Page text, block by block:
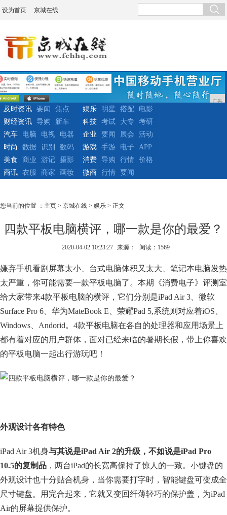
设为首页 京城在线
广告
及时资讯 要闻
焦点
财经资讯
导购 新车
娱乐 明星 搭配
电影
科技
考试 大专
考研
汽车
电脑 电视
电器
时尚
数据 识别 数码
企业 要闻 展会
活动
游戏
手游 电子
APP
美食
商业 游记
摄影
商讯
衣服 商家 画妆
消费 导购 行情
价格
微商
行情 要闻
您当前的位置 ： 主页 > 京城在线 > 娱乐 > 正文
四款平板电脑横评，哪一款是你的最爱？
2020-04-02 10:23:27 来源： 阅读：1569
嫌弃手机看剧屏幕太小、台式电脑体积又太大、笔记本电脑发热
太严重，你可能需要一款平板电脑了。本期《消费电子》评测室
给大家带来4款平板电脑的横评，它们分别是iPad Air 3、微软
Surface Pro 6、华为MateBook E、荣耀Pad 5,系统则对应着iOS、
Windows、Andorid。4款平板电脑在各自的处理器和应用场景上
都有着对应的用户群体，面对已经来临的暑期长假，带上你喜欢
的平板电脑一起出行游玩吧！
外观设计各有特色
iPad Air 3机身与其说是iPad Air 2的升级，不如说是iPad Pro
10.5的复制品 ，两台iPad的长宽高保持了惊人的一致。小键盘的
外观设计也十分贴合机身，当你需要打字时，智能键盘可变成全
尺寸键盘。用完合起来，它就又变回纤薄轻巧的保护盖，为iPad
Air的屏幕提供保护。